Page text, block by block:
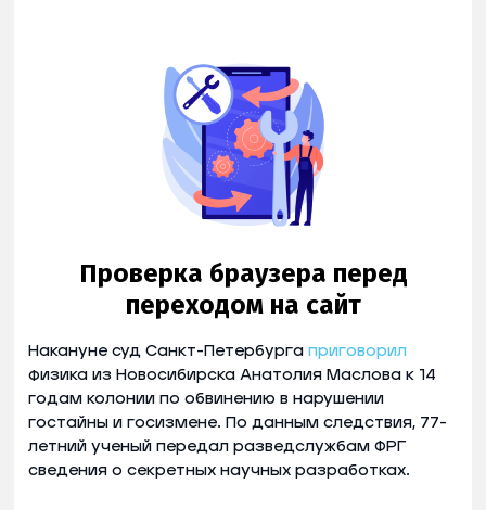
Накануне суд Санкт-Петербурга приговорил
физика из Новосибирска Анатолия Маслова к 14
годам колонии по обвинению в нарушении
гостайны и госизмене. По данным следствия, 77-
летний ученый передал разведслужбам ФРГ
сведения о секретных научных разработках.